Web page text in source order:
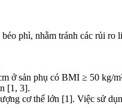
phì, nhằm tránh các rủi ro
ở sản phụ có BMI ≥ 50 kg/
[1, 3].
cơ thể lớn [1]. Việc sử